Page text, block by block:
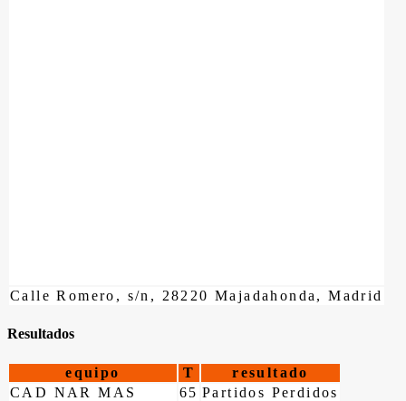
Calle Romero, s/n, 28220 Majadahonda, Madrid
Resultados
equipo T
resultado
CAD NAR MAS
65 Partidos Perdidos